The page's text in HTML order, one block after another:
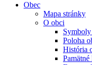
Obec
Mapa stránky
O obci
Poloha
História